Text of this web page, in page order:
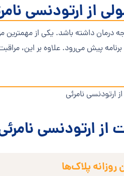
از ارتودنسی
درمان داشته باشد. یکی از
برنامه پیش می‌رود. علاوه بر این،
از ارتودنسی
روزانه پلاک‌ها